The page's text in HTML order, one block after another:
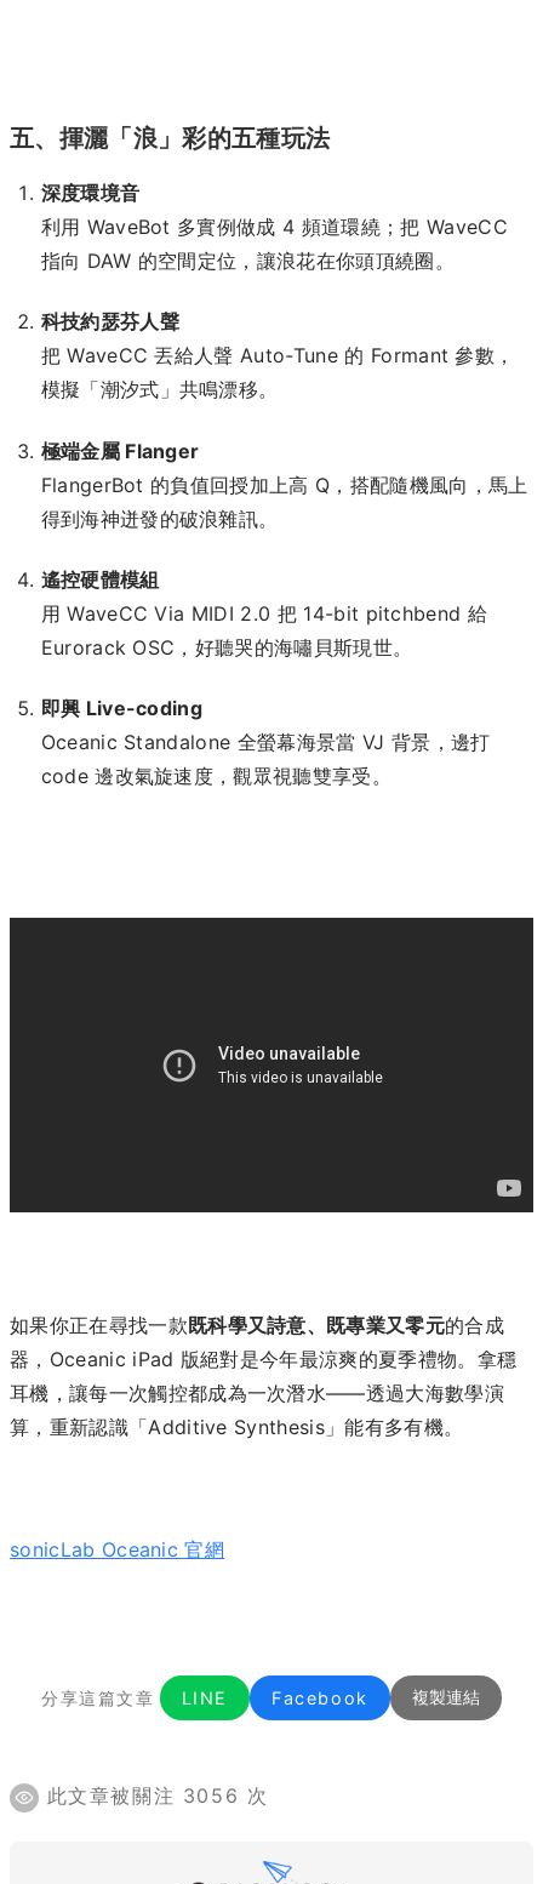
五、揮灑「浪」彩的五種玩法
深度環境音
利用 WaveBot 多實例做成 4 頻道環繞；把 WaveCC
指向 DAW 的空間定位，讓浪花在你頭頂繞圈。
科技約瑟芬人聲
把 WaveCC 丟給人聲 Auto-Tune 的 Formant 參數，
模擬「潮汐式」共鳴漂移。
極端金屬 Flanger
FlangerBot 的負值回授加上高 Q，搭配隨機風向，馬上
得到海神迸發的破浪雜訊。
遙控硬體模組
用 WaveCC Via MIDI 2.0 把 14-bit pitchbend 給
Eurorack OSC，好聽哭的海嘯貝斯現世。
即興 Live-coding
Oceanic Standalone 全螢幕海景當 VJ 背景，邊打
code 邊改氣旋速度，觀眾視聽雙享受。
如果你正在尋找一款既科學又詩意、既專業又零元的合成
器，Oceanic iPad 版絕對是今年最涼爽的夏季禮物。拿穩
耳機，讓每一次觸控都成為一次潛水——透過大海數學演
算，重新認識「Additive Synthesis」能有多有機。
sonicLab Oceanic 官網
分享這篇文章 LINE Facebook 複製連結
此文章被關注 3056 次